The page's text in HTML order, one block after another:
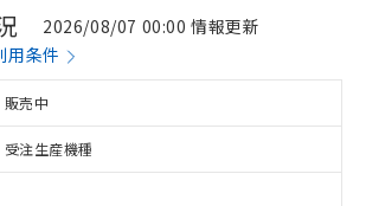
2026/08/07 00:00 情報更新
用条件
販売中
受注生産機種